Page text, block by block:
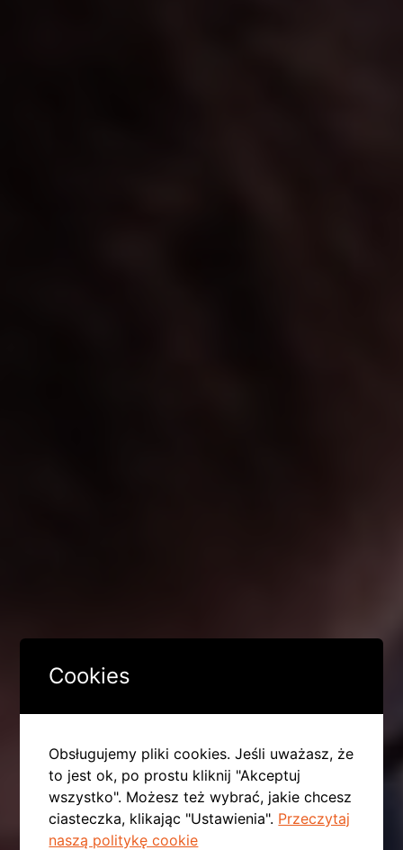
Cookies
Obsługujemy pliki cookies. Jeśli uważasz, że
to jest ok, po prostu kliknij "Akceptuj
wszystko". Możesz też wybrać, jakie chcesz
ciasteczka, klikając "Ustawienia". Przeczytaj
naszą politykę cookie